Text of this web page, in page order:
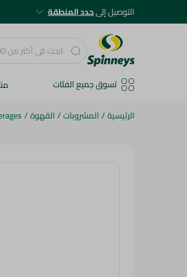
التوصيل إلىحدد المنطقة
تسوق جميع الفئات
الرئيسية/المشروبات/القهوة/